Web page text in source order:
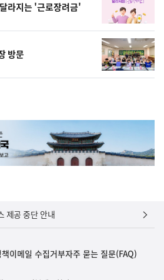
라지는 '근로장려금'
방문
제공 중단 안내
이메일 수집거부자주 묻는 질문(FAQ)